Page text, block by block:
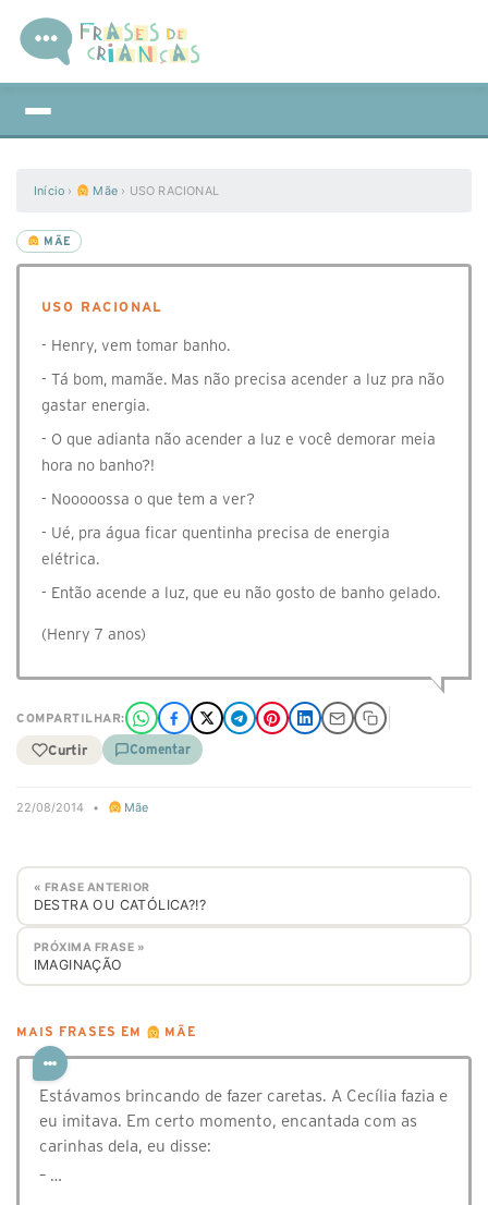
Início › Mãe › USO RACIONAL
MÃE
USO RACIONAL
- Henry, vem tomar banho.
- Tá bom, mamãe. Mas não precisa acender a luz pra não
gastar energia.
- O que adianta não acender a luz e você demorar meia
hora no banho?!
- Nooooossa o que tem a ver?
- Ué, pra água ficar quentinha precisa de energia
elétrica.
- Então acende a luz, que eu não gosto de banho gelado.
(Henry 7 anos)
COMPARTILHAR:
Curtir Comentar
22/08/2014 • Mãe
« FRASE ANTERIOR
DESTRA OU CATÓLICA?!?
PRÓXIMA FRASE »
IMAGINAÇÃO
MAIS FRASES EM MÃE
Estávamos brincando de fazer caretas. A Cecília fazia e
eu imitava. Em certo momento, encantada com as
carinhas dela, eu disse:
– …